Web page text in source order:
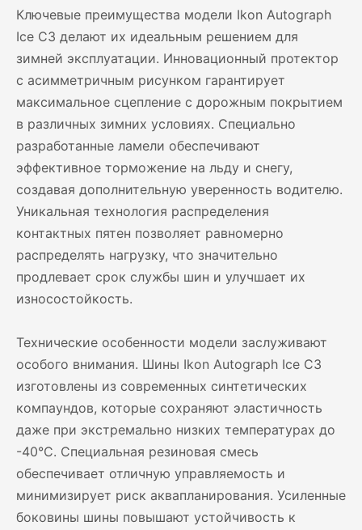
Ключевые преимущества модели Ikon Autograph
Ice C3 делают их идеальным решением для
зимней эксплуатации. Инновационный протектор
с асимметричным рисунком гарантирует
максимальное сцепление с дорожным покрытием
в различных зимних условиях. Специально
разработанные ламели обеспечивают
эффективное торможение на льду и снегу,
создавая дополнительную уверенность водителю.
Уникальная технология распределения
контактных пятен позволяет равномерно
распределять нагрузку, что значительно
продлевает срок службы шин и улучшает их
износостойкость.
Технические особенности модели заслуживают
особого внимания. Шины Ikon Autograph Ice C3
изготовлены из современных синтетических
компаундов, которые сохраняют эластичность
даже при экстремально низких температурах до
-40°C. Специальная резиновая смесь
обеспечивает отличную управляемость и
минимизирует риск аквапланирования. Усиленные
боковины шины повышают устойчивость к